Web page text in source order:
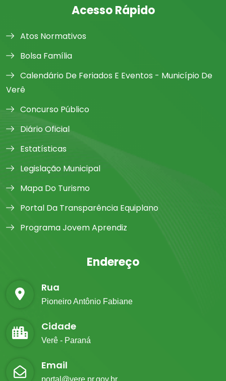
Acesso Rápido
Atos Normativos
Bolsa Família
Calendário De Feriados E Eventos - Município De
Verê
Concurso Público
Diário Oficial
Estatísticas
Legislação Municipal
Mapa Do Turismo
Portal Da Transparência Equiplano
Programa Jovem Aprendiz
Endereço
Rua
Pioneiro Antônio Fabiane
Cidade
Verê - Paraná
Email
portal@vere.pr.gov.br